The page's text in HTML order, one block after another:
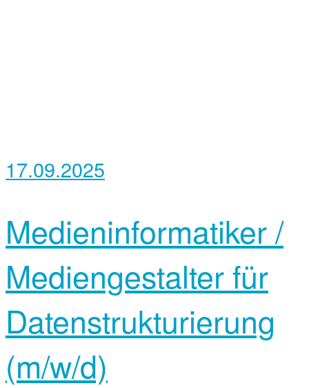
17.09.2025
Medieninformatiker /
Mediengestalter für
Datenstrukturierung
(m/w/d)